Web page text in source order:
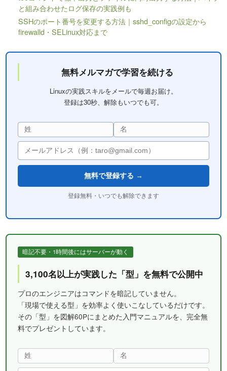
と組み合わせたログ保存の実践例も
SSHのポート番号を変更する方法｜sshd_configの設定から
firewalld・SELinux対応まで
無料メルマガで学習を続ける
Linuxの実践スキルをメールで毎週お届け。
登録は30秒、解除もいつでも可。
無料で登録する →
登録無料・いつでも解除できます
暗記不要・1時間後にはサーバーが動く
3,100名以上が実践した「型」を無料で公開中
プロのエンジニアはコマンドを暗記していません。
「現場で使える型」を効率よく使いこなしているだけです。
その「型」を図解60Pにまとめた入門マニュアルを、完全無
料でプレゼントしています。